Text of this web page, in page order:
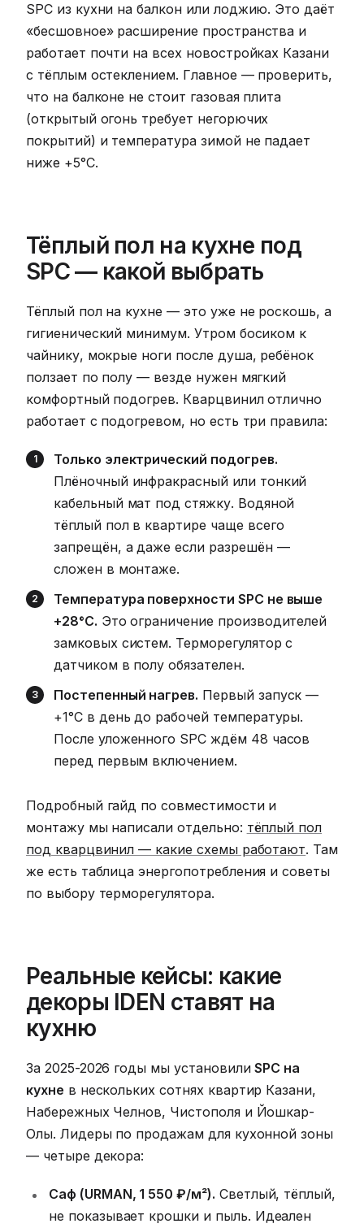
SPC из кухни на балкон или лоджию. Это даёт
«бесшовное» расширение пространства и
работает почти на всех новостройках Казани
с тёплым остеклением. Главное — проверить,
что на балконе не стоит газовая плита
(открытый огонь требует негорючих
покрытий) и температура зимой не падает
ниже +5°C.
Тёплый пол на кухне под
SPC — какой выбрать
Тёплый пол на кухне — это уже не роскошь, а
гигиенический минимум. Утром босиком к
чайнику, мокрые ноги после душа, ребёнок
ползает по полу — везде нужен мягкий
комфортный подогрев. Кварцвинил отлично
работает с подогревом, но есть три правила:
Только электрический подогрев.
Плёночный инфракрасный или тонкий
кабельный мат под стяжку. Водяной
тёплый пол в квартире чаще всего
запрещён, а даже если разрешён —
сложен в монтаже.
Температура поверхности SPC не выше
+28°C. Это ограничение производителей
замковых систем. Терморегулятор с
датчиком в полу обязателен.
Постепенный нагрев. Первый запуск —
+1°C в день до рабочей температуры.
После уложенного SPC ждём 48 часов
перед первым включением.
Подробный гайд по совместимости и
монтажу мы написали отдельно: тёплый пол
под кварцвинил — какие схемы работают. Там
же есть таблица энергопотребления и советы
по выбору терморегулятора.
Реальные кейсы: какие
декоры IDEN ставят на
кухню
За 2025-2026 годы мы установилиSPC на
кухне в нескольких сотнях квартир Казани,
Набережных Челнов, Чистополя и Йошкар-
Олы. Лидеры по продажам для кухонной зоны
— четыре декора:
Саф (URMAN, 1 550 ₽/м²). Светлый, тёплый,
не показывает крошки и пыль. Идеален